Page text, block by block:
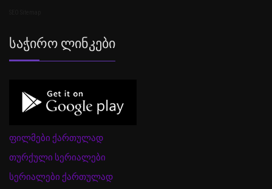
Საჭირო Ლინკები
ფილმები ქართულად
თურქული სერიალები
სერიალები ქართულად